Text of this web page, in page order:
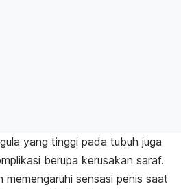
yang tinggi pada tubuh juga
berupa kerusakan saraf.
memengaruhi sensasi penis saat